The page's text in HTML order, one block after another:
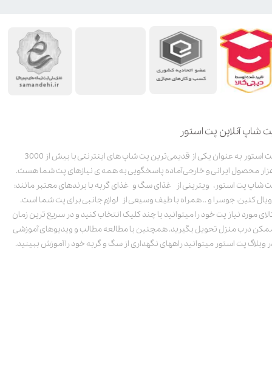
شاپ آنلاین پت استور
پت استور به عنوان یکی از قدیمی‌ترین پت شاپ های اینترنتی با بیش از 3000
محصول ایرانی و خارجی آماده پاسخگویی به همه ی نیازهای پت شما هست.
شاپ پت استور، ویترینی از غذای سگ و غذای گربه با برندهای معتبر مانند:
کنین، جوسرا و .. همراه با طیف وسیعی از لوازم جانبی برای پت شما است.
مورد نیاز پت خود را میتوانید با چند کلیک انتخاب کنید و در سریع ترین زمان
درب منزل تحویل بگیرید. همچنین با مطالعه مطالب و ویدیوهای آموزشی
وبلاگ پت استور میتوانید راههای نگهداری از سگ و گربه خود را آموزش ببینید.